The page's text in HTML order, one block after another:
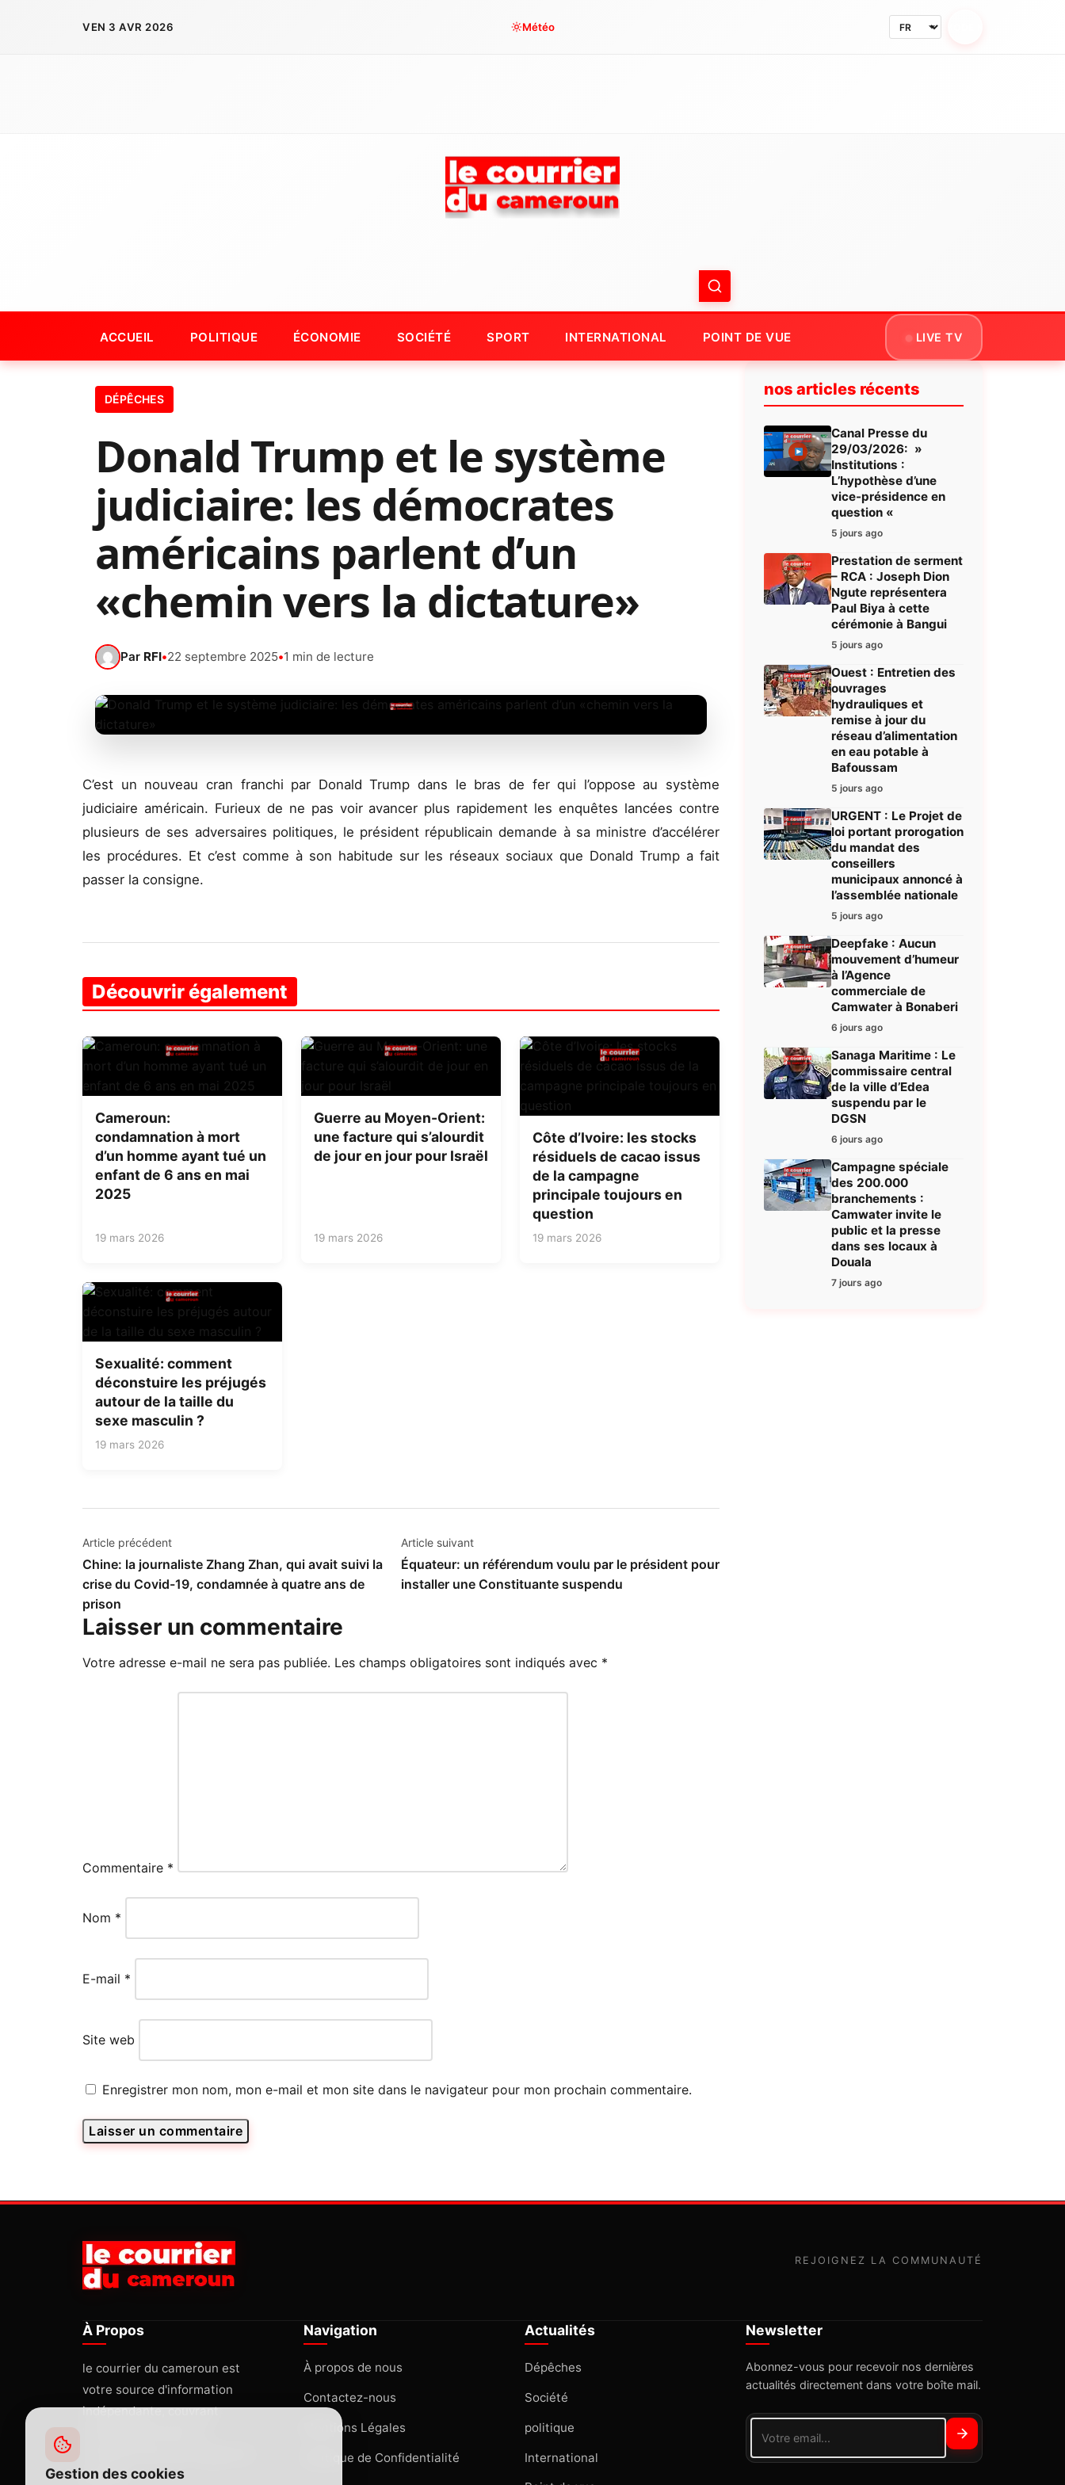
VEN 3 AVR 2026 Météo
ACCUEIL POLITIQUE ÉCONOMIE SOCIÉTÉ SPORT INTERNATIONAL POINT DE VUE LIVE TV
DÉPÊCHES
Donald Trump et le système
judiciaire: les démocrates
américains parlent d’un
«chemin vers la dictature»
Par RFI•22 septembre 2025•1 min de lecture
C’est un nouveau cran franchi par Donald Trump dans le bras de fer qui l’oppose au système
judiciaire américain. Furieux de ne pas voir avancer plus rapidement les enquêtes lancées contre
plusieurs de ses adversaires politiques, le président républicain demande à sa ministre d’accélérer
les procédures. Et c’est comme à son habitude sur les réseaux sociaux que Donald Trump a fait
passer la consigne.
Découvrir également
Cameroun:
condamnation à mort
d’un homme ayant tué un
enfant de 6 ans en mai
2025
19 mars 2026
Guerre au Moyen-Orient:
une facture qui s’alourdit
de jour en jour pour Israël
19 mars 2026
Côte d’Ivoire: les stocks
résiduels de cacao issus
de la campagne
principale toujours en
question
19 mars 2026
Sexualité: comment
déconstuire les préjugés
autour de la taille du
sexe masculin ?
19 mars 2026
Navigation
de
l’article
Article précédent
Chine: la journaliste Zhang Zhan, qui avait suivi la
crise du Covid-19, condamnée à quatre ans de
prison
Article suivant
Équateur: un référendum voulu par le président pour
installer une Constituante suspendu
Laisser un commentaire
Votre adresse e-mail ne sera pas publiée. Les champs obligatoires sont indiqués avec *
Commentaire *
Nom *
E-mail *
Site web
Enregistrer mon nom, mon e-mail et mon site dans le navigateur pour mon prochain commentaire.
nos articles récents
Canal Presse du
29/03/2026: »
Institutions :
L’hypothèse d’une
vice-présidence en
question «
5 jours ago
Prestation de serment
– RCA : Joseph Dion
Ngute représentera
Paul Biya à cette
cérémonie à Bangui
5 jours ago
Ouest : Entretien des
ouvrages
hydrauliques et
remise à jour du
réseau d’alimentation
en eau potable à
Bafoussam
5 jours ago
URGENT : Le Projet de
loi portant prorogation
du mandat des
conseillers
municipaux annoncé à
l’assemblée nationale
5 jours ago
Deepfake : Aucun
mouvement d’humeur
à l’Agence
commerciale de
Camwater à Bonaberi
6 jours ago
Sanaga Maritime : Le
commissaire central
de la ville d’Edea
suspendu par le
DGSN
6 jours ago
Campagne spéciale
des 200.000
branchements :
Camwater invite le
public et la presse
dans ses locaux à
Douala
7 jours ago
REJOIGNEZ LA COMMUNAUTÉ
À Propos
le courrier du cameroun est
votre source d'information
indépendante, couvrant
passion.
Navigation
À propos de nous
Contactez-nous
Mentions Légales
Politique de Confidentialité
Actualités
Dépêches
Société
politique
International
Newsletter
Abonnez-vous pour recevoir nos dernières
actualités directement dans votre boîte mail.
Gestion des cookies